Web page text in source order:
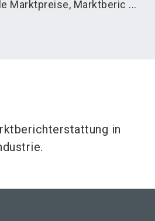
Marktpreise, Marktberic ...
in